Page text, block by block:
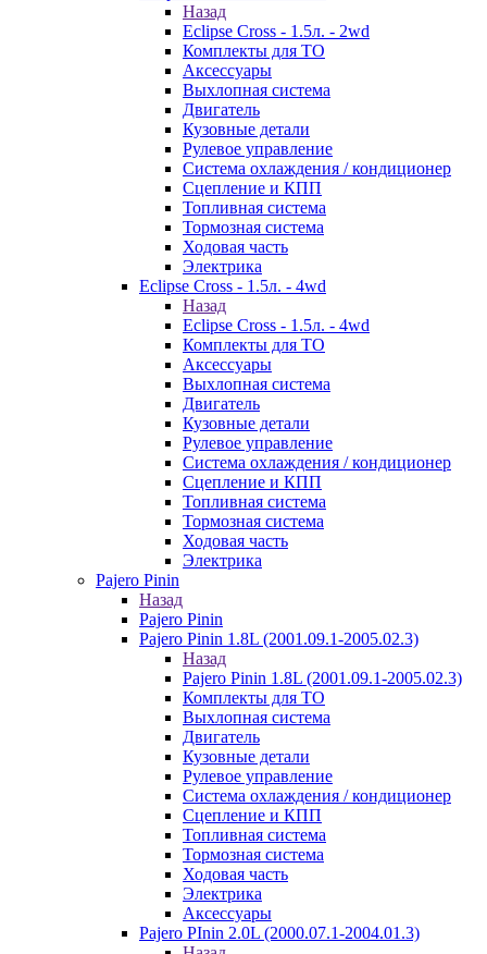
Назад
Eclipse Cross - 1.5л. - 2wd
Комплекты для ТО
Аксессуары
Выхлопная система
Двигатель
Кузовные детали
Рулевое управление
Система охлаждения / кондиционер
Сцепление и КПП
Топливная система
Тормозная система
Ходовая часть
Электрика
Eclipse Cross - 1.5л. - 4wd
Назад
Eclipse Cross - 1.5л. - 4wd
Комплекты для ТО
Аксессуары
Выхлопная система
Двигатель
Кузовные детали
Рулевое управление
Система охлаждения / кондиционер
Сцепление и КПП
Топливная система
Тормозная система
Ходовая часть
Электрика
Pajero Pinin
Назад
Pajero Pinin
Pajero Pinin 1.8L (2001.09.1-2005.02.3)
Назад
Pajero Pinin 1.8L (2001.09.1-2005.02.3)
Комплекты для ТО
Выхлопная система
Двигатель
Кузовные детали
Рулевое управление
Система охлаждения / кондиционер
Сцепление и КПП
Топливная система
Тормозная система
Ходовая часть
Электрика
Аксессуары
Pajero PInin 2.0L (2000.07.1-2004.01.3)